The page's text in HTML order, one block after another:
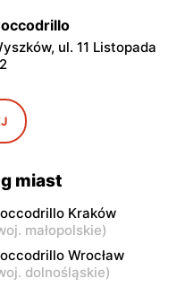
ul. 11 Listopada
ul. Kościuszki 22C
ul.
8/16
ul. Krakowska 15
miast
Kraków
małopolskie)
Wrocław
dolnośląskie)